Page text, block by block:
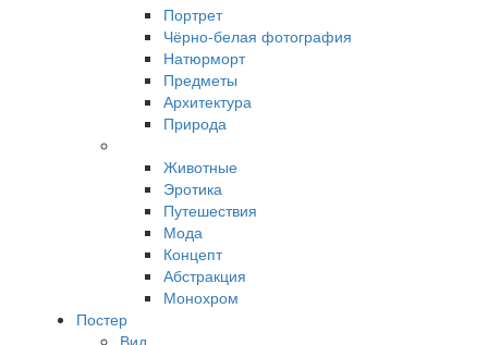
Портрет
Чёрно-белая фотография
Натюрморт
Предметы
Архитектура
Природа
Животные
Эротика
Путешествия
Мода
Концепт
Абстракция
Монохром
Постер